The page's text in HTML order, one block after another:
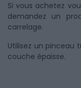
Si vous achetez
demandez un
carrelage.
Utilisez un pinceau
couche épaisse.